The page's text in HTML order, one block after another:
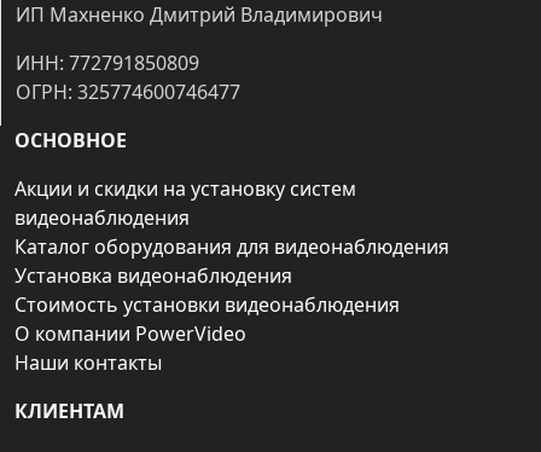
ИП Махненко Дмитрий Владимирович
ИНН: 772791850809
ОГРН: 325774600746477
ОСНОВНОЕ
Акции и скидки на установку систем
видеонаблюдения
Каталог оборудования для видеонаблюдения
Установка видеонаблюдения
Стоимость установки видеонаблюдения
О компании PowerVideo
Наши контакты
КЛИЕНТАМ